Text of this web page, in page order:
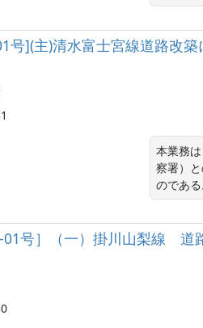
号](主)清水富士宮線道路改
本業務
察署）
のである
号］（一）掛川山梨線 道